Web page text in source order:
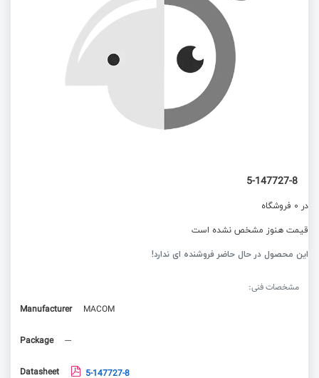
5-147727-8
در 0 فروشگاه
قیمت هنوز مشخص نشده است
این محصول در حال حاضر فروشنده ای ندارد!
مشخصات فنی:
Manufacturer
MACOM
Package ---
Datasheet 5-147727-8